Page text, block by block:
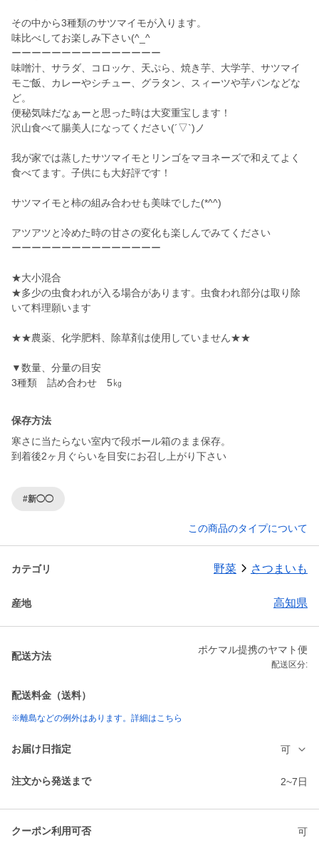
その中から3種類のサツマイモが入ります。
味比べしてお楽しみ下さい(^_^
ーーーーーーーーーーーーーーー
味噌汁、サラダ、コロッケ、天ぷら、焼き芋、大学芋、サツマイ
モご飯、カレーやシチュー、グラタン、スィーツや芋パンなどな
ど。
便秘気味だなぁーと思った時は大変重宝します！
沢山食べて腸美人になってください(´▽`)ノ
我が家では蒸したサツマイモとリンゴをマヨネーズで和えてよく
食べてます。子供にも大好評です！
サツマイモと柿の組み合わせも美味でした(*^^)
アツアツと冷めた時の甘さの変化も楽しんでみてください
ーーーーーーーーーーーーーーー
★大小混合
★多少の虫食われが入る場合があります。虫食われ部分は取り除
いて料理願います
★★農薬、化学肥料、除草剤は使用していません★★
▼数量、分量の目安
3種類 詰め合わせ 5㎏
保存方法
寒さに当たらない室内で段ボール箱のまま保存。
到着後2ヶ月ぐらいを目安にお召し上がり下さい
#新◯◯
この商品のタイプについて
カテゴリ 野菜 さつまいも
産地 高知県
配送方法
ポケマル提携のヤマト便
配送区分:
配送料金（送料）
※離島などの例外はあります。詳細はこちら
お届け日指定 可
注文から発送まで 2~7日
クーポン利用可否 可